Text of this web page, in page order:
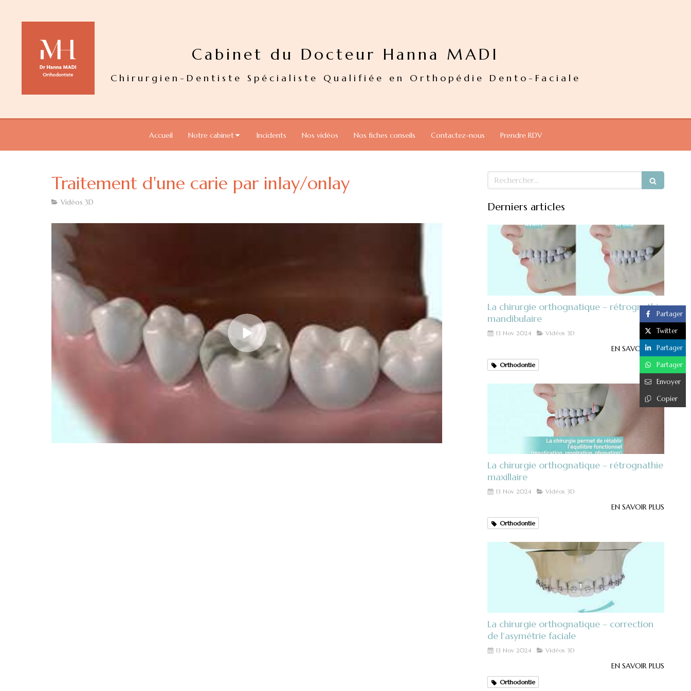
Cabinet du Docteur Hanna MADI
Chirurgien-Dentiste Spécialiste Qualifiée en Orthopédie Dento-Faciale
Accueil Notre cabinet Incidents Nos vidéos Nos fiches conseils Contactez-nous Prendre RDV
Traitement d'une carie par inlay/onlay
Vidéos 3D
Partager
Twitter
Partager
Partager
Envoyer
Copier
Rechercher
Derniers articles
La chirurgie orthognatique – rétrognathie
mandibulaire
13 Nov 2024 Vidéos 3D
EN SAVOIR PLUS
Orthodontie
La chirurgie orthognatique – rétrognathie
maxillaire
13 Nov 2024 Vidéos 3D
EN SAVOIR PLUS
Orthodontie
La chirurgie orthognatique – correction
de l’asymétrie faciale
13 Nov 2024 Vidéos 3D
EN SAVOIR PLUS
Orthodontie